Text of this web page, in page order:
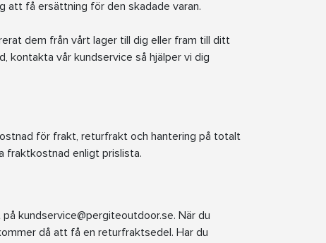
att få ersättning för den skadade varan.
dem från vårt lager till dig eller fram till ditt
kontakta vår kundservice så hjälper vi dig
för frakt, returfrakt och hantering på totalt
fraktkostnad enligt prislista.
kundservice@pergiteoutdoor.se. När du
då att få en returfraktsedel. Har du